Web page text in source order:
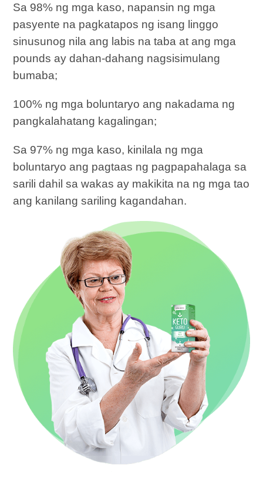
Sa 98% ng mga kaso, napansin ng mga
pasyente na pagkatapos ng isang linggo
sinusunog nila ang labis na taba at ang mga
pounds ay dahan-dahang nagsisimulang
bumaba;
100% ng mga boluntaryo ang nakadama ng
pangkalahatang kagalingan;
Sa 97% ng mga kaso, kinilala ng mga
boluntaryo ang pagtaas ng pagpapahalaga sa
sarili dahil sa wakas ay makikita na ng mga tao
ang kanilang sariling kagandahan.